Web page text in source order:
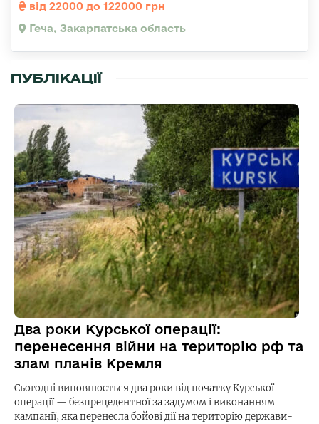
від 22000 до 122000 грн
Геча, Закарпатська область
ПУБЛІКАЦІЇ
Два роки Курської операції:
перенесення війни на територію рф та
злам планів Кремля
Сьогодні виповнюється два роки від початку Курської
операції — безпрецедентної за задумом і виконанням
кампанії, яка перенесла бойові дії на територію держави-